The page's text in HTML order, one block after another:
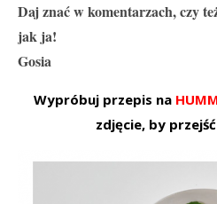
Daj znać w komentarzach, czy
jak ja!
Gosia
Wypróbuj przepis na
zdjęcie, by